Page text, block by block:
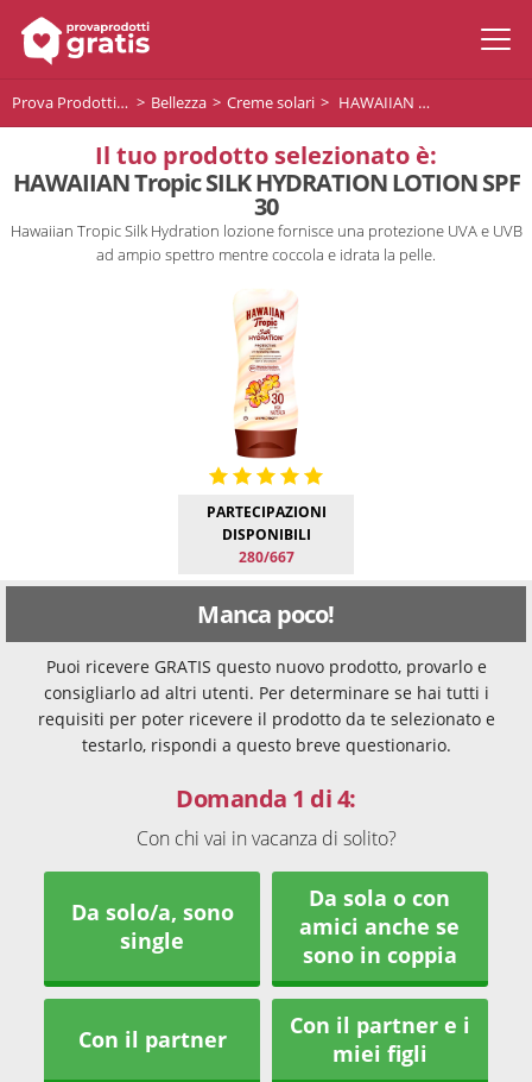
Prova Prodotti Gratis Bellezza Creme solari HAWAIIAN Tropic SILK HYDRATION LOTION SPF 30
Il tuo prodotto selezionato è:
HAWAIIAN Tropic SILK HYDRATION LOTION SPF
30
Hawaiian Tropic Silk Hydration lozione fornisce una protezione UVA e UVB
ad ampio spettro mentre coccola e idrata la pelle.
PARTECIPAZIONI
DISPONIBILI
280/667
Manca poco!
Puoi ricevere GRATIS questo nuovo prodotto, provarlo e
consigliarlo ad altri utenti. Per determinare se hai tutti i
requisiti per poter ricevere il prodotto da te selezionato e
testarlo, rispondi a questo breve questionario.
Domanda 1 di 4:
Con chi vai in vacanza di solito?
Da solo/a, sono
single
Da sola o con
amici anche se
sono in coppia
Con il partner
Con il partner e i
miei figli